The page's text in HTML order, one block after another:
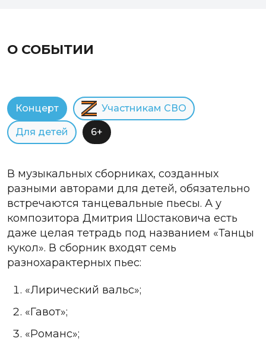
О СОБЫТИИ
Концерт Участникам СВО
Для детей 6+
В музыкальных сборниках, созданных
разными авторами для детей, обязательно
встречаются танцевальные пьесы. А у
композитора Дмитрия Шостаковича есть
даже целая тетрадь под названием «Танцы
кукол». В сборник входят семь
разнохарактерных пьес:
«Лирический вальс»;
«Гавот»;
«Романс»;